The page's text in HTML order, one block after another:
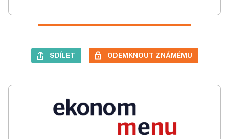
SDÍLET ODEMKNOUT ZNÁMÉMU